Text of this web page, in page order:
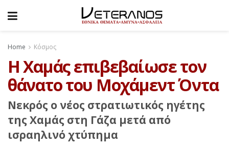
Home Κόσμος
Η Χαμάς επιβεβαίωσε τον
θάνατο του Μοχάμεντ Όντα
Νεκρός ο νέος στρατιωτικός ηγέτης
της Χαμάς στη Γάζα μετά από
ισραηλινό χτύπημα